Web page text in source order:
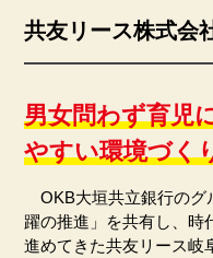
共友リース株式
男女問わず育児
やすい環境づく
OKB大垣共立銀行の
躍の推進」を共有し、時
進めてきた共友リース岐